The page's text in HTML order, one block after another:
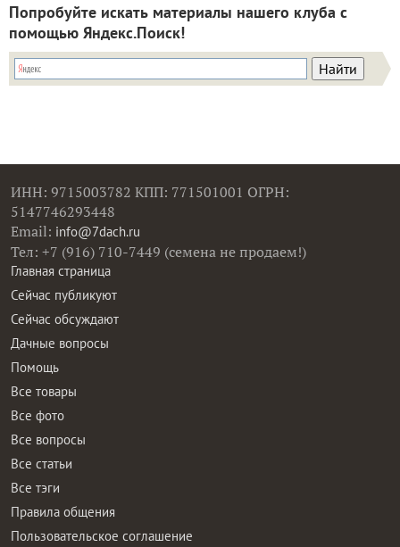
Попробуйте искать материалы нашего клуба с
помощью Яндекс.Поиск!
ИНН: 9715003782 КПП: 771501001 ОГРН:
5147746293448
Email: info@7dach.ru
Тел: +7 (916) 710-7449 (семена не продаем!)
Главная страница
Сейчас публикуют
Сейчас обсуждают
Дачные вопросы
Помощь
Все товары
Все фото
Все вопросы
Все статьи
Все тэги
Правила общения
Пользовательское соглашение